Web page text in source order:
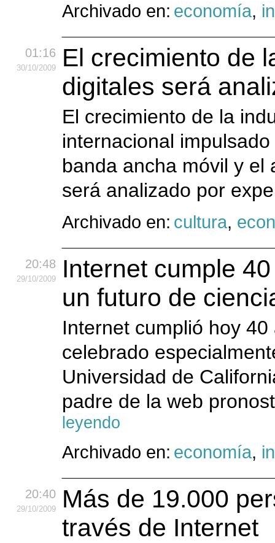
Archivado en: economía,
01:16
30/10/2009
El crecimiento de
digitales será
El crecimiento de la
internacional
banda ancha móvil y el
será analizado por
Archivado en: cultura,
20:48
29/10/2009
Internet cumple
un futuro de
Internet cumplió hoy
celebrado
Universidad de
padre de la web
leyendo
Archivado en: economía,
20:40
29/10/2009
Más de 19.000
través de Internet